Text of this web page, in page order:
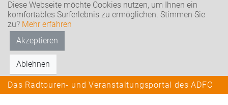
Diese Webseite möchte Cookies nutzen, um Ihnen ein
komfortables Surferlebnis zu ermöglichen. Stimmen Sie
zu? Mehr erfahren
Akzeptieren
Ablehnen
Das Radtouren- und Veranstaltungsportal des ADFC